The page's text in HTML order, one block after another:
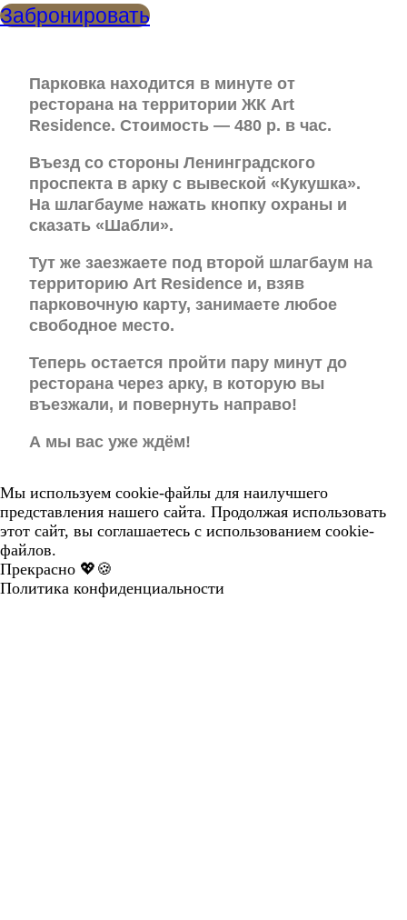
Забронировать
Парковка находится в минуте от
ресторана на территории ЖК Art
Residence. Стоимость — 480 р. в час.
Въезд со стороны Ленинградского
проспекта в арку с вывеской «Кукушка».
На шлагбауме нажать кнопку охраны и
сказать «Шабли».
Тут же заезжаете под второй шлагбаум на
территорию Art Residence и, взяв
парковочную карту, занимаете любое
свободное место.
Теперь остается пройти пару минут до
ресторана через арку, в которую вы
въезжали, и повернуть направо!
А мы вас уже ждём!
Мы используем cookie-файлы для наилучшего
представления нашего сайта. Продолжая использовать
этот сайт, вы соглашаетесь с использованием cookie-
файлов.
Прекрасно 💖🍪
Политика конфиденциальности